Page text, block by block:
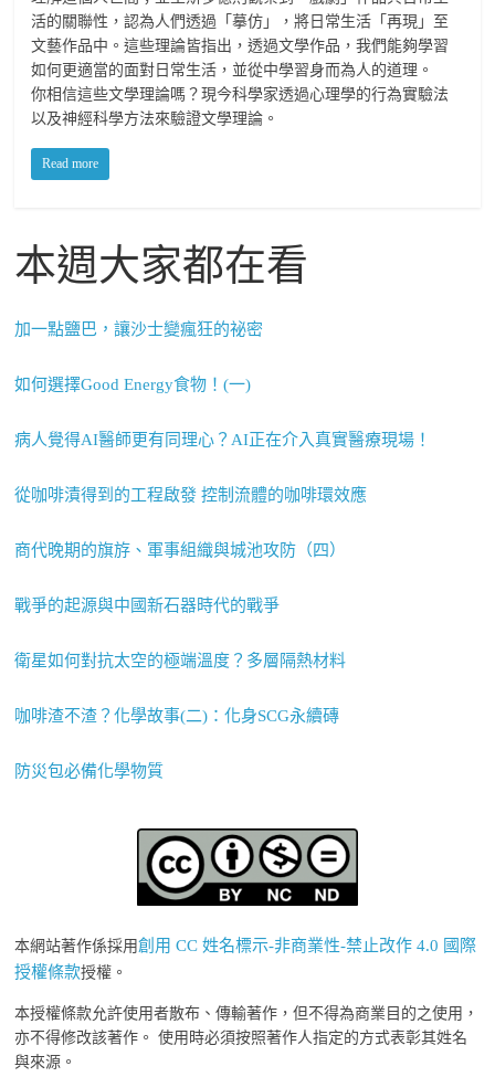
活的關聯性，認為人們透過「摹仿」，將日常生活「再現」至
文藝作品中。這些理論皆指出，透過文學作品，我們能夠學習
如何更適當的面對日常生活，並從中學習身而為人的道理。
你相信這些文學理論嗎？現今科學家透過心理學的行為實驗法
以及神經科學方法來驗證文學理論。
Read more
本週大家都在看
加一點鹽巴，讓沙士變瘋狂的祕密
如何選擇Good Energy食物！(一)
病人覺得AI醫師更有同理心？AI正在介入真實醫療現場！
從咖啡漬得到的工程啟發 控制流體的咖啡環效應
商代晚期的旗斿、軍事組織與城池攻防（四）
戰爭的起源與中國新石器時代的戰爭
衛星如何對抗太空的極端溫度？多層隔熱材料
咖啡渣不渣？化學故事(二)：化身SCG永續磚
防災包必備化學物質
本網站著作係採用創用 CC 姓名標示-非商業性-禁止改作 4.0 國際
授權條款授權。
本授權條款允許使用者散布、傳輸著作，但不得為商業目的之使用，
亦不得修改該著作。 使用時必須按照著作人指定的方式表彰其姓名
與來源。